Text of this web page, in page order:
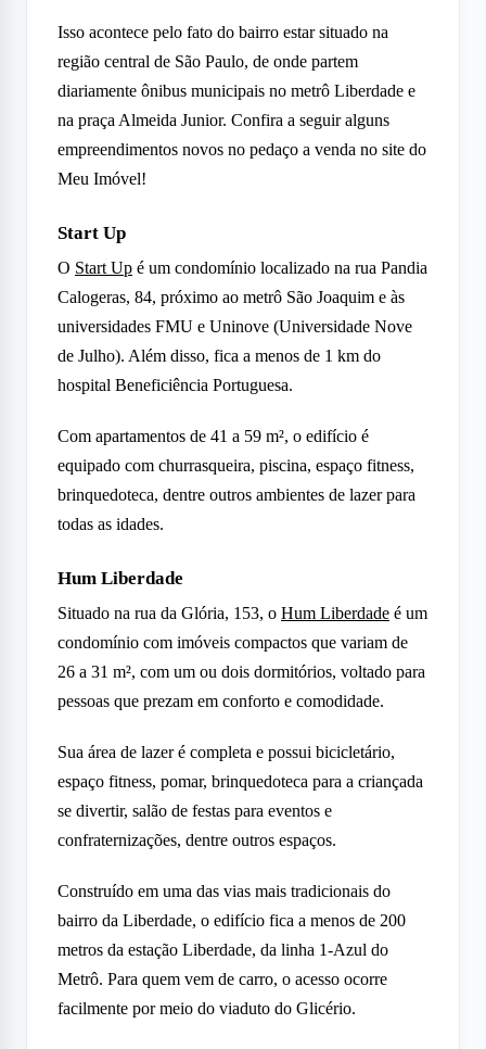
Isso acontece pelo fato do bairro estar situado na
região central de São Paulo, de onde partem
diariamente ônibus municipais no metrô Liberdade e
na praça Almeida Junior. Confira a seguir alguns
empreendimentos novos no pedaço a venda no site do
Meu Imóvel!
Start Up
O Start Up é um condomínio localizado na rua Pandia
Calogeras, 84, próximo ao metrô São Joaquim e às
universidades FMU e Uninove (Universidade Nove
de Julho). Além disso, fica a menos de 1 km do
hospital Beneficiência Portuguesa.
Com apartamentos de 41 a 59 m², o edifício é
equipado com churrasqueira, piscina, espaço fitness,
brinquedoteca, dentre outros ambientes de lazer para
todas as idades.
Hum Liberdade
Situado na rua da Glória, 153, o Hum Liberdade é um
condomínio com imóveis compactos que variam de
26 a 31 m², com um ou dois dormitórios, voltado para
pessoas que prezam em conforto e comodidade.
Sua área de lazer é completa e possui bicicletário,
espaço fitness, pomar, brinquedoteca para a criançada
se divertir, salão de festas para eventos e
confraternizações, dentre outros espaços.
Construído em uma das vias mais tradicionais do
bairro da Liberdade, o edifício fica a menos de 200
metros da estação Liberdade, da linha 1-Azul do
Metrô. Para quem vem de carro, o acesso ocorre
facilmente por meio do viaduto do Glicério.